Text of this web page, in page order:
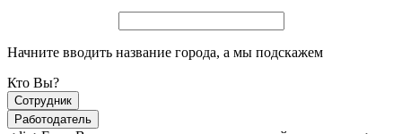
Начните вводить название города, а мы подскажем
Кто Вы?
Сотрудник
Работодатель